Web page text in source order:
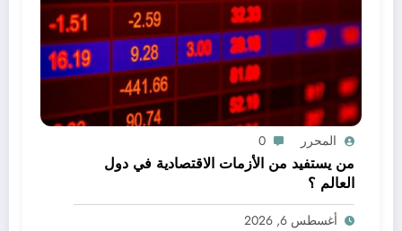
المحرر 0
من يستفيد من الأزمات الاقتصادية في دول
العالم ؟
أغسطس 6, 2026